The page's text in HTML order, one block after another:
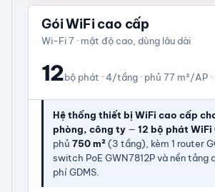
Gói WiFi cao cấp
Wi-Fi 7 · mật độ cao, dùng lâu dài
12bộ phát · 4/tầng · phủ 77 m²/AP
Hệ thống thiết bị WiFi cao cấp
phòng, công ty — 12 bộ phát WiFi
phủ 750 m²(3 tầng), kèm 1 router
switch PoE GWN7812P và nền tảng
phí GDMS.